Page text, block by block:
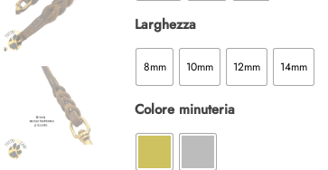
Larghezza
8mm 10mm 12mm 14mm
Colore minuteria